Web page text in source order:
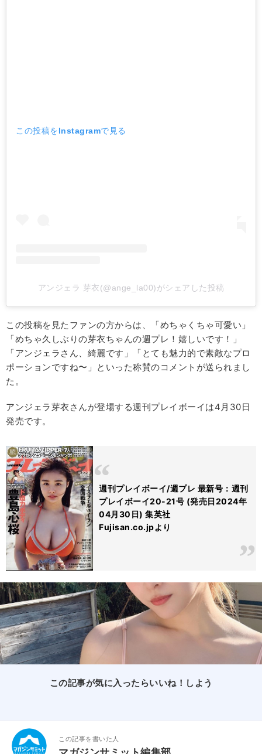
この投稿をInstagramで見る
アンジェラ 芽衣(@ange_la00)がシェアした投稿
この投稿を見たファンの方からは、「めちゃくちゃ可愛い」
「めちゃ久しぶりの芽衣ちゃんの週プレ！嬉しいです！」
「アンジェラさん、綺麗です」「とても魅力的で素敵なプロ
ポーションですね〜」といった称賛のコメントが送られまし
た。
アンジェラ芽衣さんが登場する週刊プレイボーイは4月30日
発売です。
週刊プレイボーイ/週プレ 最新号：週刊
プレイボーイ20-21号 (発売日2024年
04月30日) 集英社
Fujisan.co.jpより
この記事が気に入ったらいいね！しよう
この記事を書いた人